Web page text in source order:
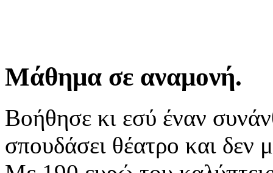
Μάθημα σε αναμονή.
Βοήθησε κι εσύ έναν
σπουδάσει θέατρο και δεν